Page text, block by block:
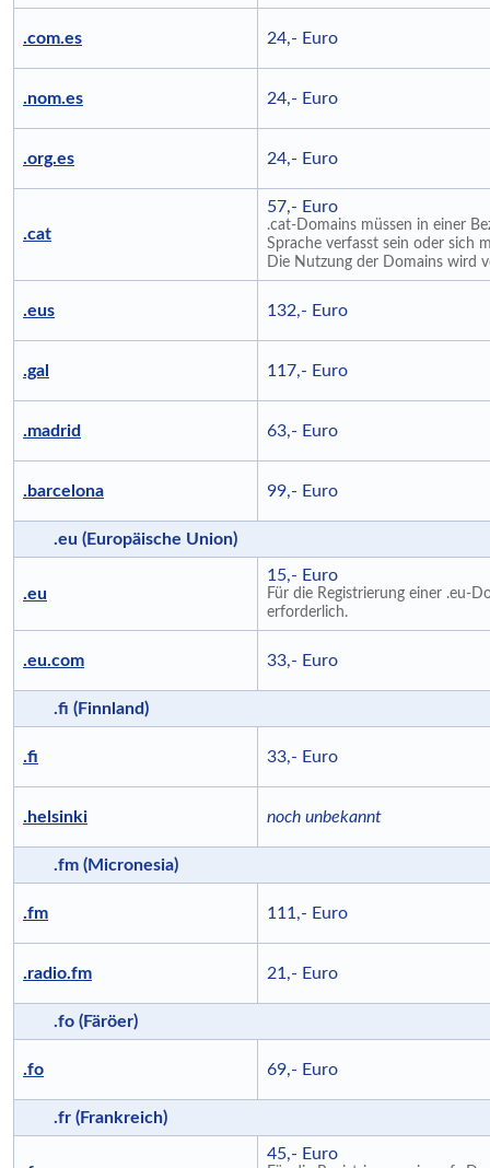
.com.es 24,- Euro
.nom.es 24,- Euro
.org.es 24,- Euro
.cat
57,- Euro
.cat-Domains müssen in einer
Sprache verfasst sein oder sich
Die Nutzung der Domains wird
.eus 132,- Euro
.gal 117,- Euro
.madrid 63,- Euro
.barcelona 99,- Euro
.eu (Europäische Union)
.eu
15,- Euro
Für die Registrierung einer .eu-
erforderlich.
.eu.com 33,- Euro
.fi (Finnland)
.fi 33,- Euro
.helsinki noch unbekannt
.fm (Micronesia)
.fm 111,- Euro
.radio.fm 21,- Euro
.fo (Färöer)
.fo 69,- Euro
.fr (Frankreich)
45,- Euro